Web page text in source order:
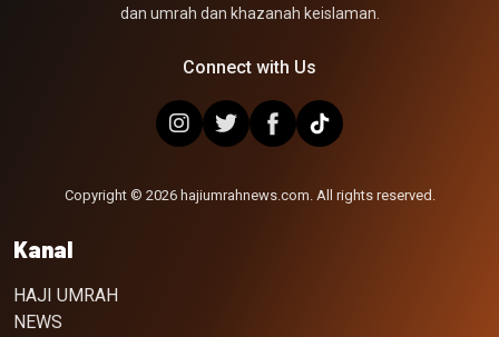
dan umrah dan khazanah keislaman.
Connect with Us
Copyright © 2026 hajiumrahnews.com. All rights reserved.
Kanal
HAJI UMRAH
NEWS